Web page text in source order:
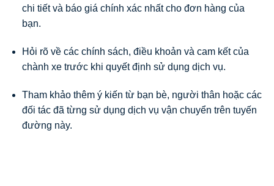
chi tiết và báo giá chính xác nhất cho đơn hàng của
bạn.
Hỏi rõ về các chính sách, điều khoản và cam kết của
chành xe trước khi quyết định sử dụng dịch vụ.
Tham khảo thêm ý kiến từ bạn bè, người thân hoặc các
đối tác đã từng sử dụng dịch vụ vận chuyển trên tuyến
đường này.